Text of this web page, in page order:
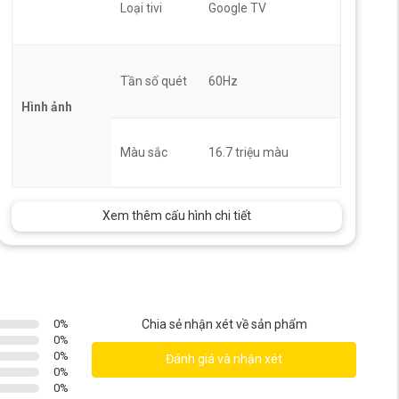
Loại tivi Google TV
Hình ảnh
Tần số quét 60Hz
Màu sắc 16.7 triệu màu
Xem thêm cấu hình chi tiết
0%
0%
0%
0%
0%
Chia sẻ nhận xét về sản phẩm
Đánh giá và nhận xét